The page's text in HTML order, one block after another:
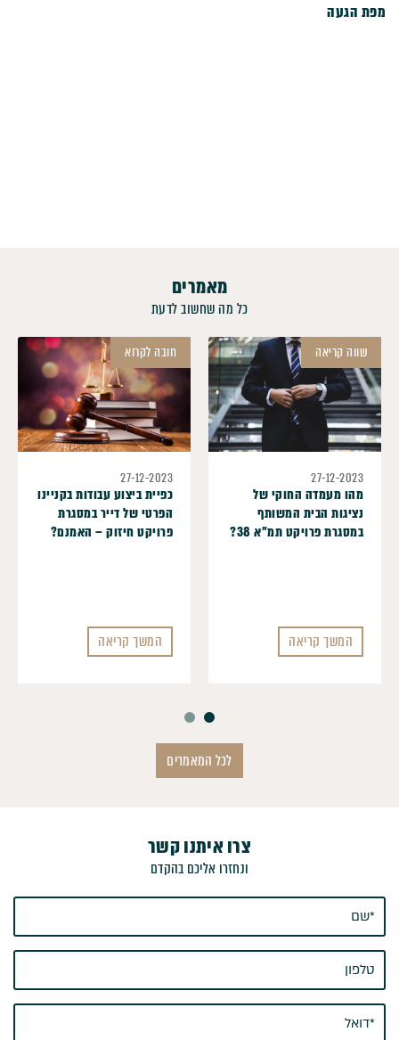
מפת הגעה
מאמרים
כל מה שחשוב לדעת
27-12-2023
כפיית ביצוע עבודות בקניינו
הפרטי של דייר במסגרת
פרויקט חיזוק – האמנם?
המשך קריאה
חובה לקרוא
27-12-2023
מהו מעמדה החוקי של
נציגות הבית המשותף
במסגרת פרויקט תמ"א 38?
המשך קריאה
שווה קריאה
לכל המאמרים
צרו איתנו קשר
ונחזרו אליכם בהקדם